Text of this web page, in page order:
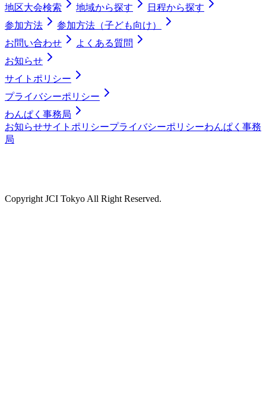
地区大会検索
地域から探す
日程から探す
参加方法
参加方法（子ども向け）
お問い合わせ
よくある質問
お知らせ
サイトポリシー
プライバシーポリシー
わんぱく事務局
お知らせサイトポリシープライバシーポリシーわんぱく事務
局
Copyright JCI Tokyo All Right Reserved.